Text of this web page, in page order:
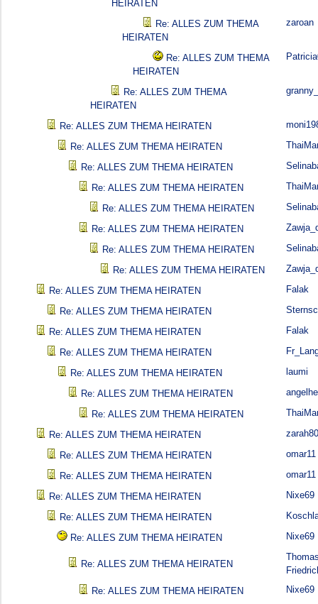
HEIRATEN
Re: ALLES ZUM THEMA
HEIRATEN
zaroan
Re: ALLES ZUM THEMA
HEIRATEN
Re: ALLES ZUM THEMA
HEIRATEN
Re: ALLES ZUM THEMA HEIRATEN
Re: ALLES ZUM THEMA HEIRATEN
Re: ALLES ZUM THEMA HEIRATEN
Re: ALLES ZUM THEMA HEIRATEN
Re: ALLES ZUM THEMA HEIRATEN
Re: ALLES ZUM THEMA HEIRATEN
Re: ALLES ZUM THEMA HEIRATEN
Re: ALLES ZUM THEMA HEIRATEN
Re: ALLES ZUM THEMA HEIRATEN Falak
Re: ALLES ZUM THEMA HEIRATEN
Re: ALLES ZUM THEMA HEIRATEN Falak
Re: ALLES ZUM THEMA HEIRATEN
Re: ALLES ZUM THEMA HEIRATEN laumi
Re: ALLES ZUM THEMA HEIRATEN
Re: ALLES ZUM THEMA HEIRATEN
Re: ALLES ZUM THEMA HEIRATEN zarah80
Re: ALLES ZUM THEMA HEIRATEN omar11
Re: ALLES ZUM THEMA HEIRATEN omar11
Re: ALLES ZUM THEMA HEIRATEN Nixe69
Re: ALLES ZUM THEMA HEIRATEN
Re: ALLES ZUM THEMA HEIRATEN Nixe69
Re: ALLES ZUM THEMA HEIRATEN
Re: ALLES ZUM THEMA HEIRATEN
Nixe69